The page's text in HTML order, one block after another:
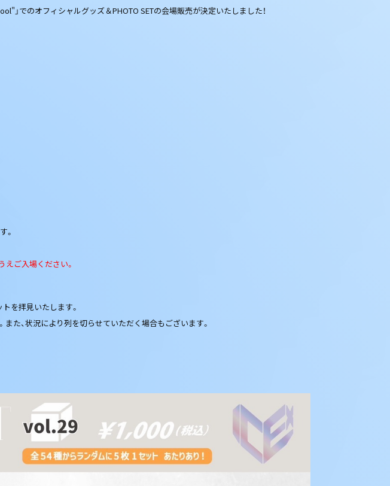
」でのオフィシャルグッズ＆PHOTO SETの会場販売が決定いたしました！
。
ご入場ください。
を拝見いたします。
た、状況により列を切らせていただく場合もございます。